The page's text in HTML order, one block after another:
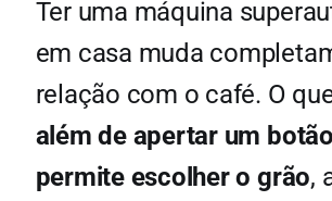
Ter uma máquina
em casa muda
relação com o café. O
além de apertar um
permite escolher o grão,